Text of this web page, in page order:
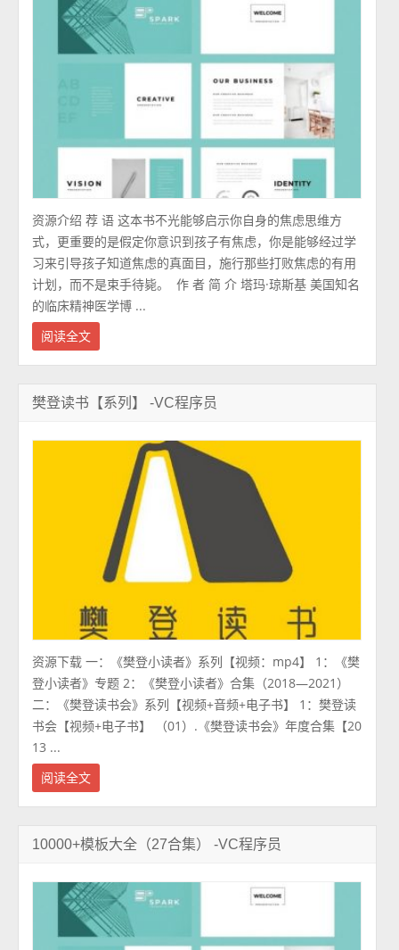
资源介绍 荐 语 这本书不光能够启示你自身的焦虑思维方
式，更重要的是假定你意识到孩子有焦虑，你是能够经过学
习来引导孩子知道焦虑的真面目，施行那些打败焦虑的有用
计划，而不是束手待毙。 ​ 作 者 简 介 塔玛·琼斯基 美国知名
的临床精神医学博 ...
阅读全文
樊登读书【系列】 -VC程序员
资源下载 一：《樊登小读者》系列【视频：mp4】 1：《樊
登小读者》专题 2：《樊登小读者》合集（2018—2021）
二：《樊登读书会》系列【视频+音频+电子书】 1：樊登读
书会【视频+电子书】 （01）.《樊登读书会》年度合集【20
13 ...
阅读全文
10000+模板大全（27合集） -VC程序员